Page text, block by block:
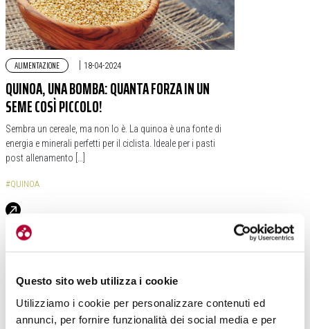
Questo sito web utilizza i cookie
Utilizziamo i cookie per personalizzare contenuti ed
annunci, per fornire funzionalità dei social media e per
ALIMENTAZIONE | 18-04-2024
QUINOA, UNA BOMBA: QUANTA FORZA IN UN
SEME COSÌ PICCOLO!
Sembra un cereale, ma non lo è. La quinoa è una fonte di
energia e minerali perfetti per il ciclista. Ideale per i pasti
post allenamento […]
#QUINOA